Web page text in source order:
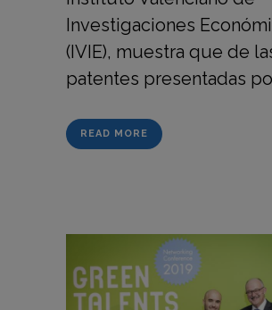
Investigaciones
(IVIE), muestra que de
patentes presentadas
READ MORE